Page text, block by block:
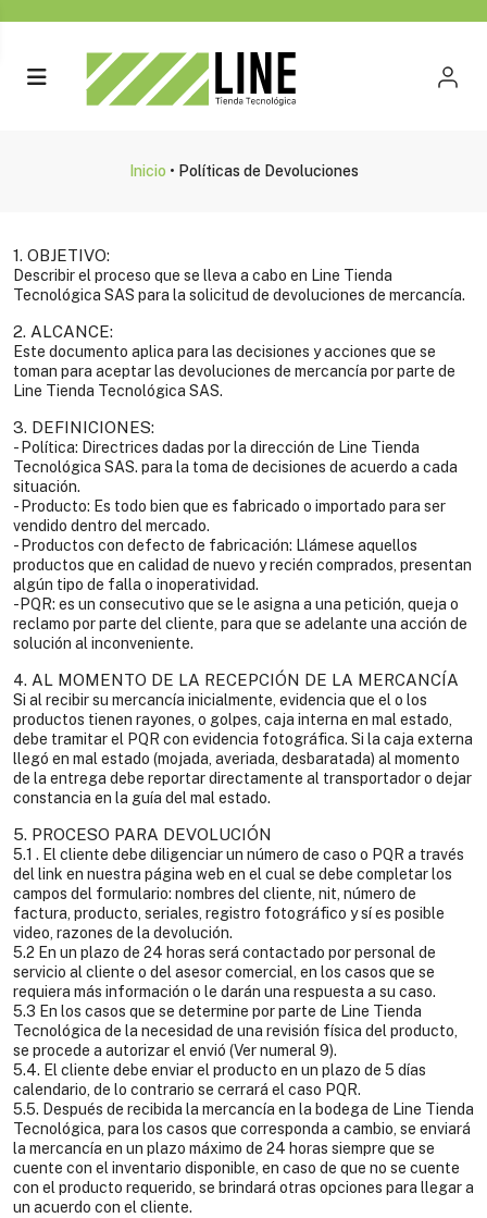
Inicio • Políticas de Devoluciones
1. OBJETIVO:
Describir el proceso que se lleva a cabo en Line Tienda
Tecnológica SAS para la solicitud de devoluciones de mercancía.
2. ALCANCE:
Este documento aplica para las decisiones y acciones que se
toman para aceptar las devoluciones de mercancía por parte de
Line Tienda Tecnológica SAS.
3. DEFINICIONES:
- Política: Directrices dadas por la dirección de Line Tienda
Tecnológica SAS. para la toma de decisiones de acuerdo a cada
situación.
- Producto: Es todo bien que es fabricado o importado para ser
vendido dentro del mercado.
- Productos con defecto de fabricación: Llámese aquellos
productos que en calidad de nuevo y recién comprados, presentan
algún tipo de falla o inoperatividad.
-PQR: es un consecutivo que se le asigna a una petición, queja o
reclamo por parte del cliente, para que se adelante una acción de
solución al inconveniente.
4. AL MOMENTO DE LA RECEPCIÓN DE LA MERCANCÍA
Si al recibir su mercancía inicialmente, evidencia que el o los
productos tienen rayones, o golpes, caja interna en mal estado,
debe tramitar el PQR con evidencia fotográfica. Si la caja externa
llegó en mal estado (mojada, averiada, desbaratada) al momento
de la entrega debe reportar directamente al transportador o dejar
constancia en la guía del mal estado.
5. PROCESO PARA DEVOLUCIÓN
5.1 . El cliente debe diligenciar un número de caso o PQR a través
del link en nuestra página web en el cual se debe completar los
campos del formulario: nombres del cliente, nit, número de
factura, producto, seriales, registro fotográfico y sí es posible
video, razones de la devolución.
5.2 En un plazo de 24 horas será contactado por personal de
servicio al cliente o del asesor comercial, en los casos que se
requiera más información o le darán una respuesta a su caso.
5.3 En los casos que se determine por parte de Line Tienda
Tecnológica de la necesidad de una revisión física del producto,
se procede a autorizar el envió (Ver numeral 9).
5.4. El cliente debe enviar el producto en un plazo de 5 días
calendario, de lo contrario se cerrará el caso PQR.
5.5. Después de recibida la mercancía en la bodega de Line Tienda
Tecnológica, para los casos que corresponda a cambio, se enviará
la mercancía en un plazo máximo de 24 horas siempre que se
cuente con el inventario disponible, en caso de que no se cuente
con el producto requerido, se brindará otras opciones para llegar a
un acuerdo con el cliente.